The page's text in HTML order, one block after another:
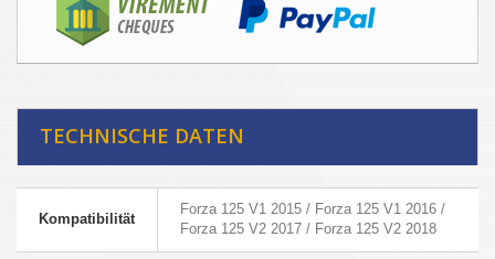
TECHNISCHE DATEN
Kompatibilität
Forza 125 V1 2015 / Forza 125 V1 2016 /
Forza 125 V2 2017 / Forza 125 V2 2018